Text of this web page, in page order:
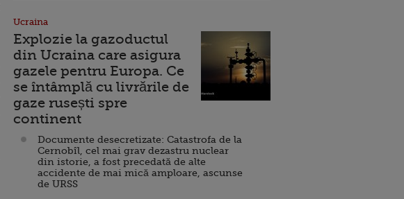
Ucraina
Explozie la gazoductul
din Ucraina care asigura
gazele pentru Europa. Ce
se întâmplă cu livrările de
gaze rusești spre
continent
Documente desecretizate: Catastrofa de la
Cernobîl, cel mai grav dezastru nuclear
din istorie, a fost precedată de alte
accidente de mai mică amploare, ascunse
de URSS